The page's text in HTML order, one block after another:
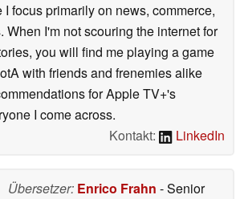
focus primarily on news, commerce,
When I'm not scouring the internet for
you will find me playing a game
with friends and frenemies alike
for Apple TV+'s
I come across.
Kontakt:
LinkedIn
Übersetzer: Enrico Frahn - Senior